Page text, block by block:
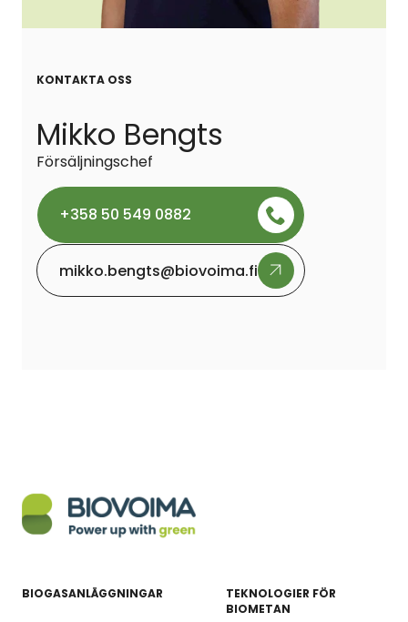
KONTAKTA OSS
Mikko Bengts
Försäljningschef
+358 50 549 0882
mikko.bengts@biovoima.fi
BIOGASANLÄGGNINGAR
TEKNOLOGIER FÖR
BIOMETAN